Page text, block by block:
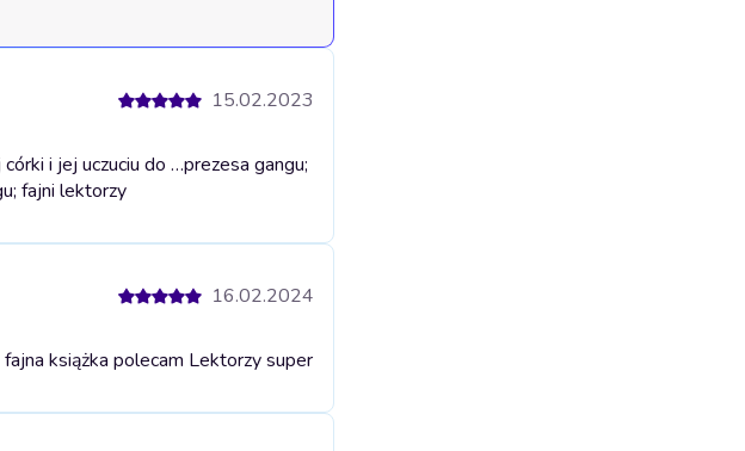
15.02.2023
i jej uczuciu do …prezesa gangu;
fajni lektorzy
16.02.2024
fajna książka polecam Lektorzy super